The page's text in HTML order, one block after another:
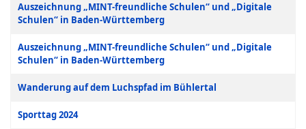
Auszeichnung „MINT-freundliche Schulen“ und „Digitale
Schulen“ in Baden-Württemberg
Auszeichnung „MINT-freundliche Schulen“ und „Digitale
Schulen“ in Baden-Württemberg
Wanderung auf dem Luchspfad im Bühlertal
Sporttag 2024